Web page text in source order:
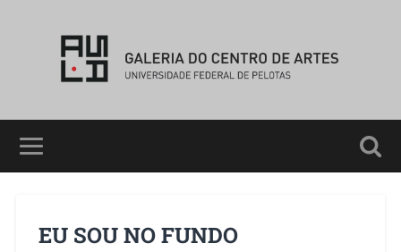
EU SOU NO FUNDO